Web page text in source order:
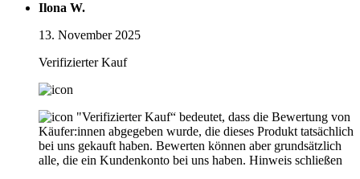
Ilona W.
13. November 2025
Verifizierter Kauf
"Verifizierter Kauf“ bedeutet, dass die Bewertung von
Käufer:innen abgegeben wurde, die dieses Produkt tatsächlich
bei uns gekauft haben. Bewerten können aber grundsätzlich
alle, die ein Kundenkonto bei uns haben. Hinweis schließen